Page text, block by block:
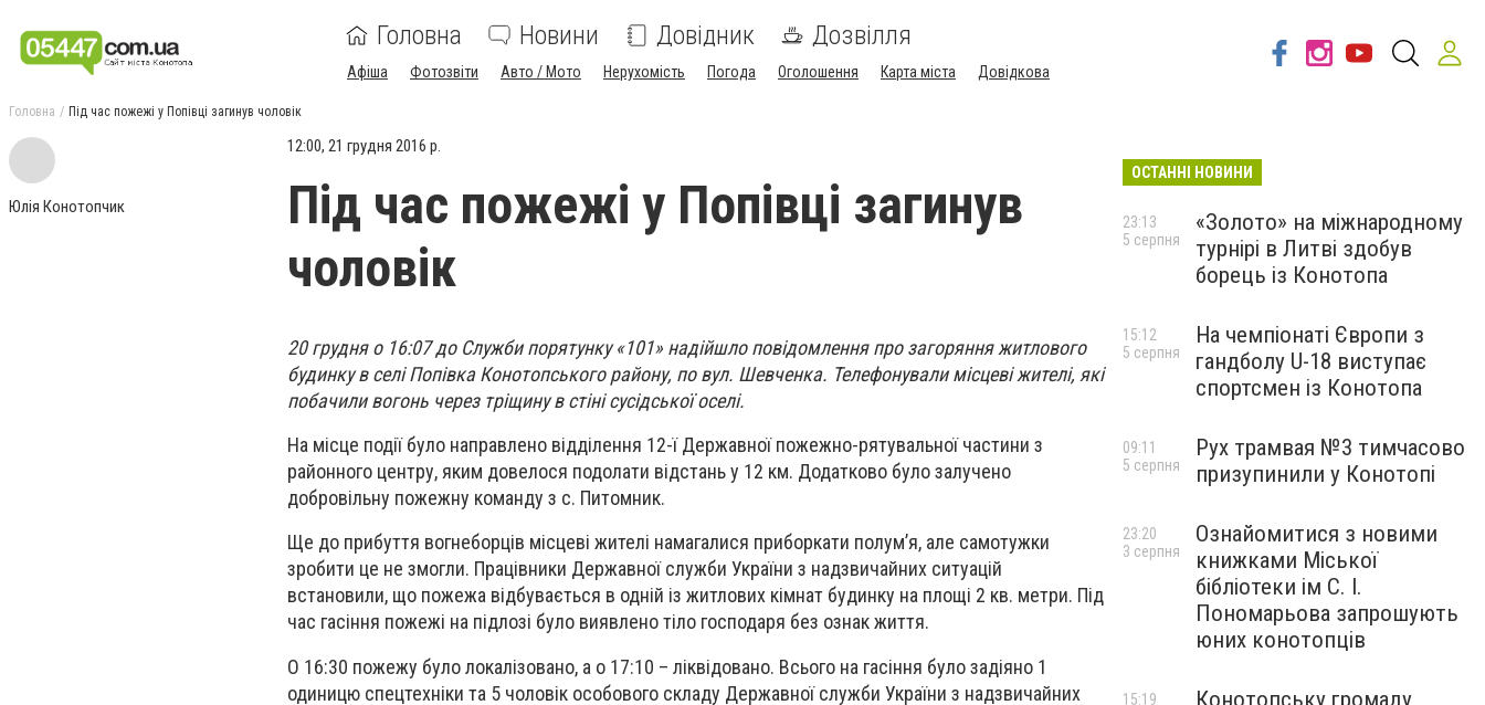
Головна Новини Довідник Дозвілля
Афіша Фотозвіти Авто / Мото Нерухомість Погода Оголошення Карта міста Довідкова
Головна Під час пожежі у Попівці загинув чоловік
Юлія Конотопчик
12:00, 21 грудня 2016 р.
Під час пожежі у Попівці загинув
чоловік
20 грудня о 16:07 до Служби порятунку «101» надійшло повідомлення про загоряння житлового
будинку в селі Попівка Конотопського району, по вул. Шевченка. Телефонували місцеві жителі, які
побачили вогонь через тріщину в стіні сусідської оселі.
На місце події було направлено відділення 12-ї Державної пожежно-рятувальної частини з
районного центру, яким довелося подолати відстань у 12 км. Додатково було залучено
добровільну пожежну команду з с. Питомник.
Ще до прибуття вогнеборців місцеві жителі намагалися приборкати полум’я, але самотужки
зробити це не змогли. Працівники Державної служби України з надзвичайних ситуацій
встановили, що пожежа відбувається в одній із житлових кімнат будинку на площі 2 кв. метри. Під
час гасіння пожежі на підлозі було виявлено тіло господаря без ознак життя.
О 16:30 пожежу було локалізовано, а о 17:10 – ліквідовано. Всього на гасіння було задіяно 1
одиницю спецтехніки та 5 чоловік особового складу Державної служби України з надзвичайних
ОСТАННІ НОВИНИ
«Золото» на міжнародному
турнірі в Литві здобув
борець із Конотопа
23:13
5 серпня
На чемпіонаті Європи з
гандболу U-18 виступає
спортсмен із Конотопа
15:12
5 серпня
Рух трамвая №3 тимчасово
призупинили у Конотопі
09:11
5 серпня
Ознайомитися з новими
книжками Міської
бібліотеки ім С. І.
Пономарьова запрошують
юних конотопців
23:20
3 серпня
Конотопську громаду
15:19